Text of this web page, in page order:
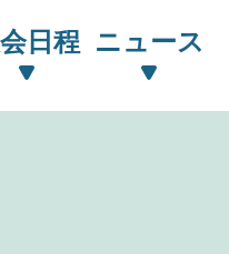
日程 ニュース